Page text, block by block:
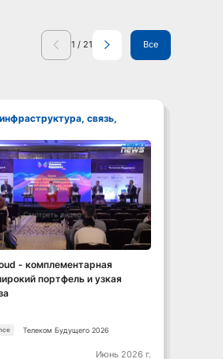
1 / 21 Все
Смотреть видео
- комплементарная
портфель и узкая
Телеком Будущего 2026
Июнь 2026 г.